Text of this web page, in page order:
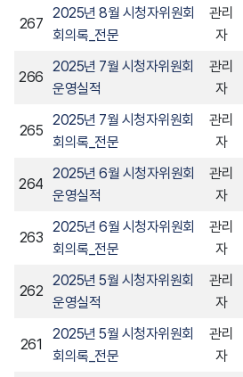
267
2025년 8월 시청자위원회
회의록_전문
관리
자
266
2025년 7월 시청자위원회
운영실적
관리
자
265
2025년 7월 시청자위원회
회의록_전문
관리
자
264
2025년 6월 시청자위원회
운영실적
관리
자
263
2025년 6월 시청자위원회
회의록_전문
관리
자
262
2025년 5월 시청자위원회
운영실적
관리
자
261
2025년 5월 시청자위원회
회의록_전문
관리
자